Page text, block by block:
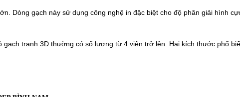
Dòng gạch này sử dụng công nghệ in đặc biệt cho độ phân giải hình
tranh 3D thường có số lượng từ 4 viên trở lên. Hai kích thước phổ